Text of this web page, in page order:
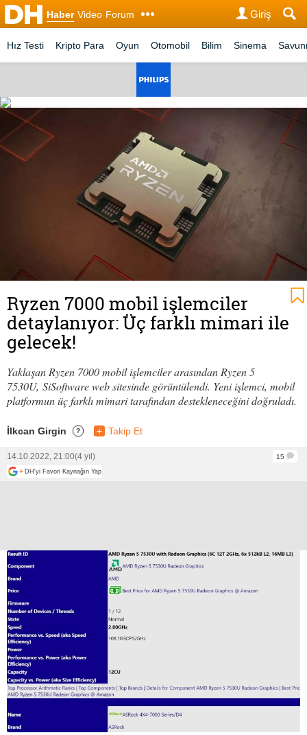
Haber Video Forum Giriş
Hız Testi Kripto Para Oyun Otomobil Bilim Sinema
Ryzen 7000 mobil işlemciler
detaylanıyor: Üç farklı mimari ile
gelecek!
Yaklaşan Ryzen 7000 mobil işlemciler arasından Ryzen 5
7530U, SiSoftware web sitesinde görüntülendi. Yeni işlemci, mobil
platformun üç farklı mimari tarafından destekleneceğini doğruladı.
İlkcan Girgin ? + Takip Et
14.10.2022, 21:00(4 yıl)
15
+ DH'yi Favori Kaynağın Yap